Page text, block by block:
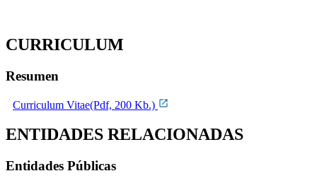
CURRICULUM
Resumen
Curriculum Vitae(Pdf, 200 Kb.)
ENTIDADES RELACIONADAS
Entidades Públicas